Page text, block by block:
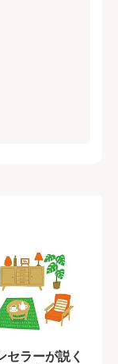
セラーが説く